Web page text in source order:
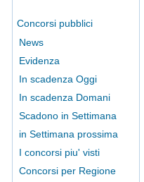
Concorsi pubblici
News
Evidenza
In scadenza Oggi
In scadenza Domani
Scadono in Settimana
in Settimana prossima
I concorsi piu' visti
Concorsi per Regione